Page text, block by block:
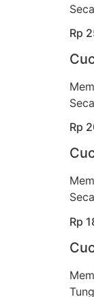
Rp
Rp
Rp